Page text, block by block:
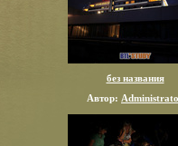
без названия
Автор: